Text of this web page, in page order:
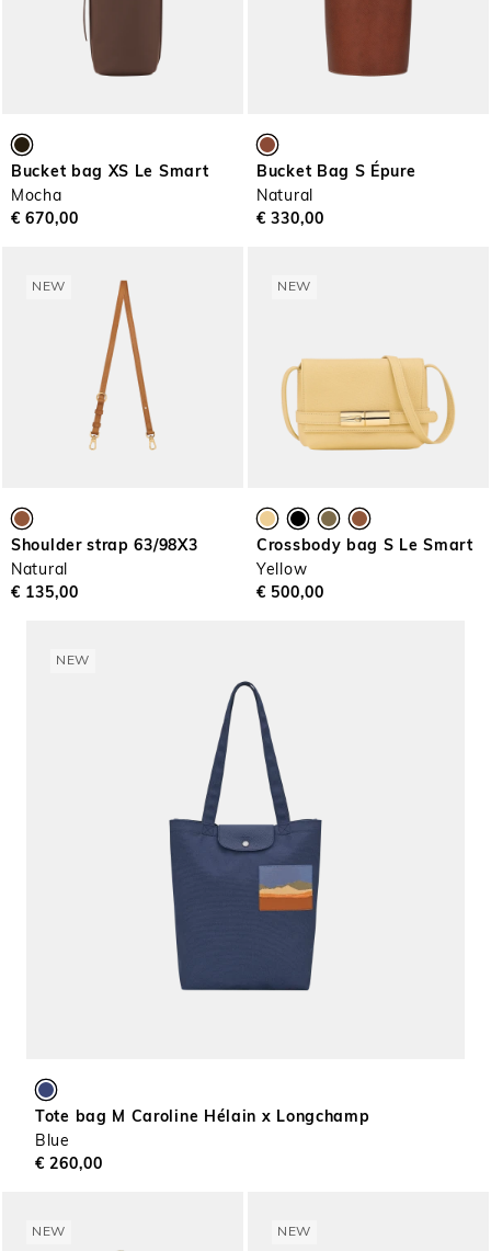
Bucket bag XS Le Smart
Mocha
€ 670,00
Bucket Bag S Épure
Natural
€ 330,00
NEW
Shoulder strap 63/98X3
Natural
€ 135,00
NEW
Crossbody bag S Le Smart
Yellow
€ 500,00
NEW
Tote bag M Caroline Hélain x Longchamp
Blue
€ 260,00
NEW NEW